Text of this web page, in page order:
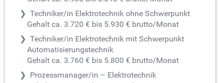
Techniker/in Elektrotechnik ohne Schwerpunkt
Gehalt ca. 3.720 € bis 5.930 € brutto/Monat
Techniker/in Elektrotechnik mit Schwerpunkt
Automatisierungstechnik
Gehalt ca. 3.760 € bis 5.800 € brutto/Monat
Prozessmanager/in – Elektrotechnik